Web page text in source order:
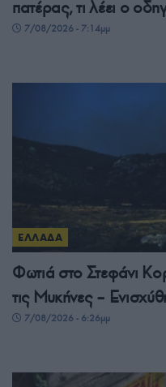
πατέρας, τι λέει ο
7/08/2026 - 7:14μμ
ΕΛΛΑΔΑ
Φωτιά στο Στεφάνι
τις Μυκήνες –
7/08/2026 - 6:26μμ